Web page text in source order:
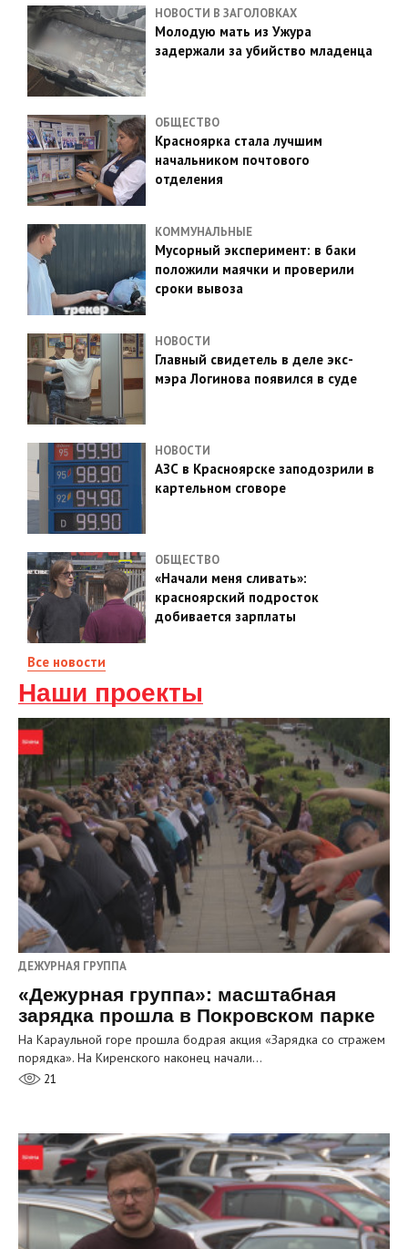
НОВОСТИ В ЗАГОЛОВКАХ
Молодую мать из Ужура
задержали за убийство младенца
ОБЩЕСТВО
Красноярка стала лучшим
начальником почтового
отделения
КОММУНАЛЬНЫЕ
Мусорный эксперимент: в баки
положили маячки и проверили
сроки вывоза
НОВОСТИ
Главный свидетель в деле экс-
мэра Логинова появился в суде
НОВОСТИ
АЗС в Красноярске заподозрили в
картельном сговоре
ОБЩЕСТВО
«Начали меня сливать»:
красноярский подросток
добивается зарплаты
Все новости
Наши проекты
ДЕЖУРНАЯ ГРУППА
«Дежурная группа»: масштабная
зарядка прошла в Покровском парке
На Караульной горе прошла бодрая акция «Зарядка со стражем
порядка». На Киренского наконец начали…
21